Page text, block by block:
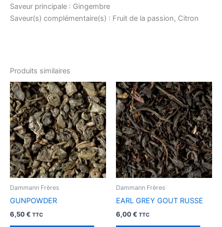
Saveur principale : Gingembre
Saveur(s) complémentaire(s) : Fruit de la passion, Citron
Produits similaires
Dammann Frères
GUNPOWDER
6,50€ TTC
Dammann Frères
EARL GREY GOUT RUSSE
6,00€ TTC